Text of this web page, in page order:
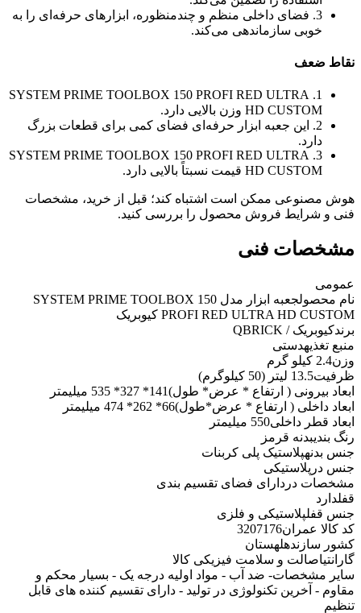
3. فضای داخلی منظم و چندمنظوره، ابزارهای حرفه‌ای را به
خوبی سازماندهی می‌کند.
نقاط ضعف
1. SYSTEM PRIME TOOLBOX 150 PROFI RED ULTRA
HD CUSTOM وزن بالایی دارد.
2. این جعبه ابزار حرفه‌ای فضای کمی برای قطعات بزرگ
دارد.
3. SYSTEM PRIME TOOLBOX 150 PROFI RED ULTRA
HD CUSTOM قیمت نسبتاً بالایی دارد.
هوش مصنوعی ممکن است اشتباه کند؛ قبل از خرید، مشخصات
فنی و شرایط فروش محصول را بررسی کنید.
مشخصات فنی
عمومی
نام محصول
جعبه ابزار مدل SYSTEM PRIME TOOLBOX 150
PROFI RED ULTRA HD CUSTOM کیوبریک
برندکیوبریک / QBRICK
منبع تغذیهدستی
وزن2.4 کیلو گرم
ظرفیت13.5 لیتر (50 کیلوگرم)
ابعاد بیرونی ( ارتفاع * عرض* طول)141* 327* 535 میلیمتر
ابعاد داخلی ( ارتفاع * عرض*طول)66* 262* 474 میلیمتر
ابعاد قطر داخلی550 میلیمتر
رنگ بندیبدنه قرمز
جنس بدنهپلاستیک پلی کربنات
جنس در پلاستیکی
مشخصات در دارای فضای تقسیم بندی
قفلدارد
جنس قفلپلاستیکی و فلزی
کد کالا عمران3207176
کشور سازندهلهستان
گارانتیاصالت و سلامت فیزیکی کالا
سایر مشخصات- ضد آب - مواد اولیه درجه یک - بسیار محکم و
مقاوم - آخرین تکنولوژی در تولید - دارای تقسیم کننده های قابل
تنظیم